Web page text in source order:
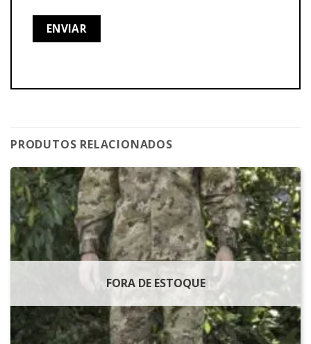
PRODUTOS RELACIONADOS
FORA DE ESTOQUE